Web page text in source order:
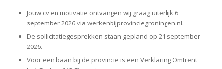
Jouw cv en motivatie ontvangen wij graag uiterlijk 6
september 2026 via werkenbijprovinciegroningen.nl.
De sollicitatiegesprekken staan gepland op 21 september
2026.
Voor een baan bij de provincie is een Verklaring Omtrent